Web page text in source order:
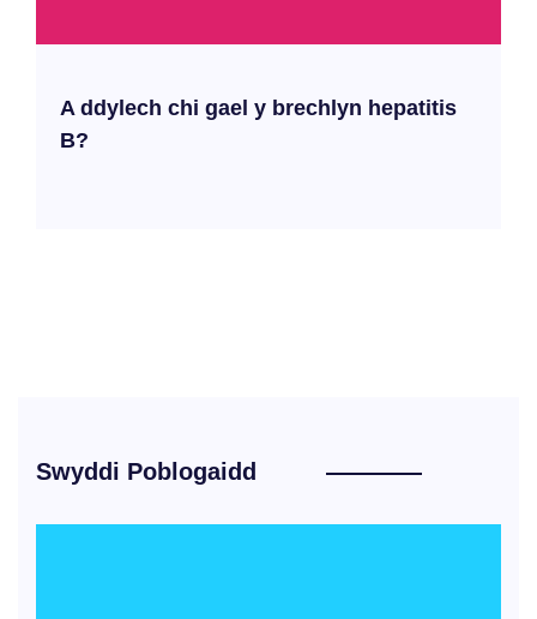
A ddylech chi gael y brechlyn hepatitis
B?
Swyddi Poblogaidd